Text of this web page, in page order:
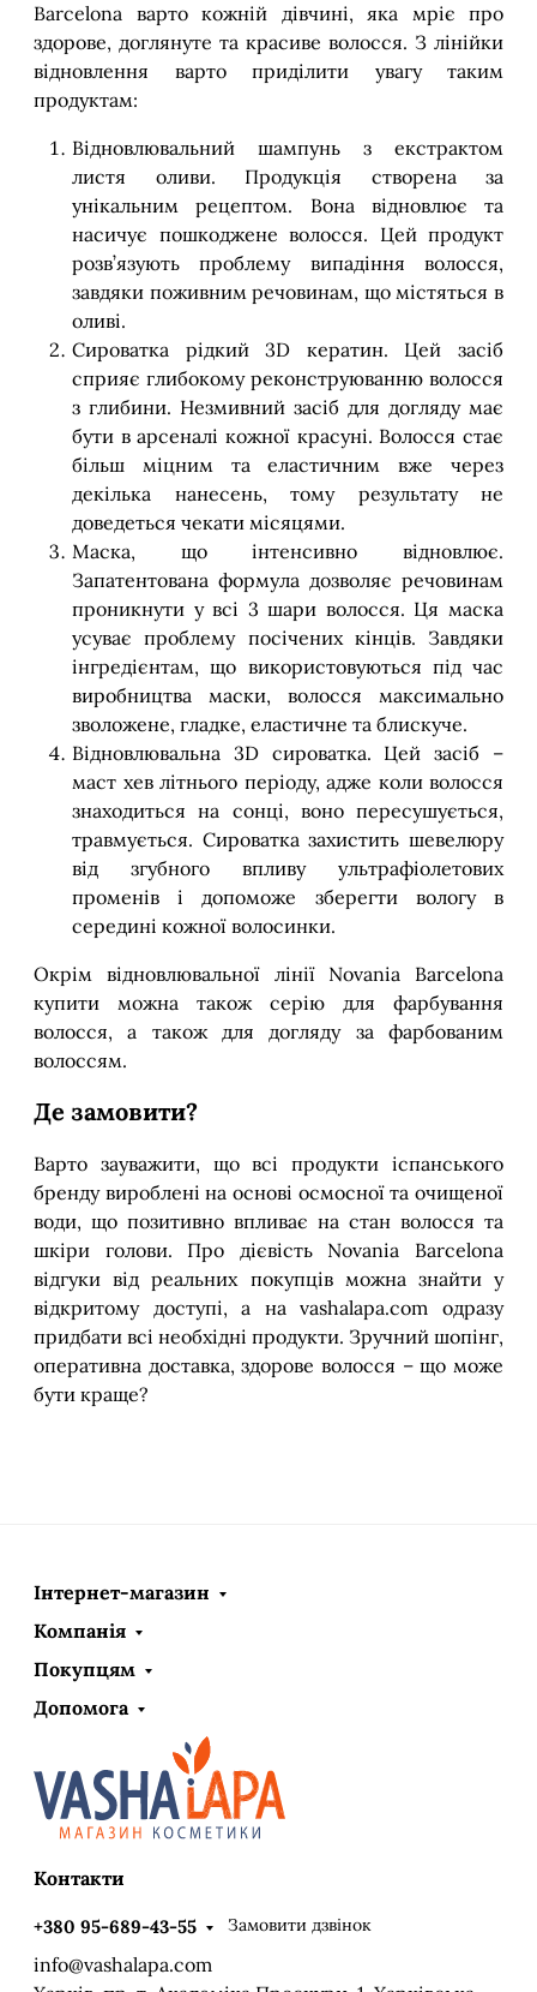
Barcelona варто кожній дівчині, яка мріє про
здорове, доглянуте та красиве волосся. З лінійки
відновлення варто приділити увагу таким
продуктам:
Відновлювальний шампунь з екстрактом
листя оливи. Продукція створена за
унікальним рецептом. Вона відновлює та
насичує пошкоджене волосся. Цей продукт
розв’язують проблему випадіння волосся,
завдяки поживним речовинам, що містяться в
оливі.
Сироватка рідкий 3D кератин. Цей засіб
сприяє глибокому реконструюванню волосся
з глибини. Незмивний засіб для догляду має
бути в арсеналі кожної красуні. Волосся стає
більш міцним та еластичним вже через
декілька нанесень, тому результату не
доведеться чекати місяцями.
Маска, що інтенсивно відновлює.
Запатентована формула дозволяє речовинам
проникнути у всі 3 шари волосся. Ця маска
усуває проблему посічених кінців. Завдяки
інгредієнтам, що використовуються під час
виробництва маски, волосся максимально
зволожене, гладке, еластичне та блискуче.
Відновлювальна 3D сироватка. Цей засіб –
маст хев літнього періоду, адже коли волосся
знаходиться на сонці, воно пересушується,
травмується. Сироватка захистить шевелюру
від згубного впливу ультрафіолетових
променів і допоможе зберегти вологу в
середині кожної волосинки.
Окрім відновлювальної лінії Novania Barcelona
купити можна також серію для фарбування
волосся, а також для догляду за фарбованим
волоссям.
Де замовити?
Варто зауважити, що всі продукти іспанського
бренду вироблені на основі осмосної та очищеної
води, що позитивно впливає на стан волосся та
шкіри голови. Про дієвість Novania Barcelona
відгуки від реальних покупців можна знайти у
відкритому доступі, а на vashalapa.com одразу
придбати всі необхідні продукти. Зручний шопінг,
оперативна доставка, здорове волосся – що може
бути краще?
Інтернет-магазин
Компанія
Покупцям
Допомога
Контакти
+380 95-689-43-55 Замовити дзвінок
info@vashalapa.com